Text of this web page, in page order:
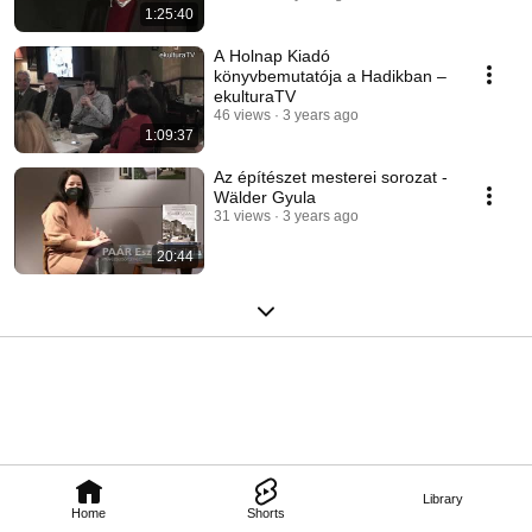
Home Shorts
Library
1:25:40
1:09:37
A Holnap Kiadó
könyvbemutatója a Hadikban –
ekulturaTV
46 views 3 years ago
20:44
Az építészet mesterei sorozat -
Wälder Gyula
31 views 3 years ago